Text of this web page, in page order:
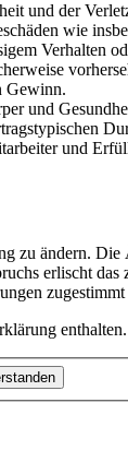
und der
wie
Verhalten
Gewinn.
und
und
zu ändern.
erlischt
zugestimmt
enthalten.